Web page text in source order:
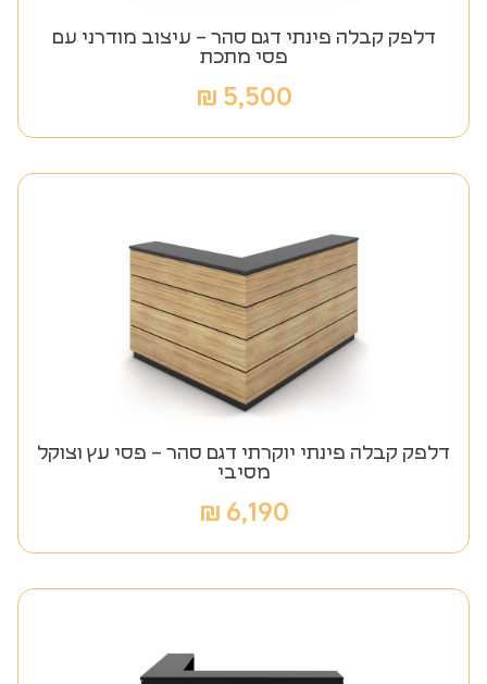
דלפק קבלה פינתי דגם סהר – עיצוב מודרני עם
פסי מתכת
5,500
₪
דלפק קבלה פינתי יוקרתי דגם סהר – פסי עץ וצוקל
מסיבי
6,190
₪